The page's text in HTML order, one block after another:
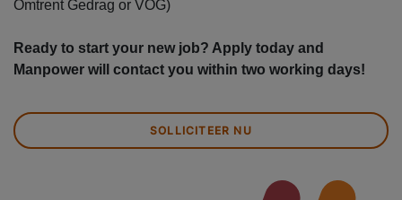
Omtrent Gedrag or VOG)
Ready to start your new job? Apply today and
Manpower will contact you within two working days!
SOLLICITEER NU